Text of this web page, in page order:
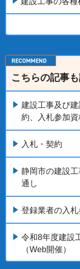
こちらの記事
建設工事及び
約、入札参加
入札・契約
静岡市の建設
通し
登録業者の入
令和8年度建設
（Web開催）